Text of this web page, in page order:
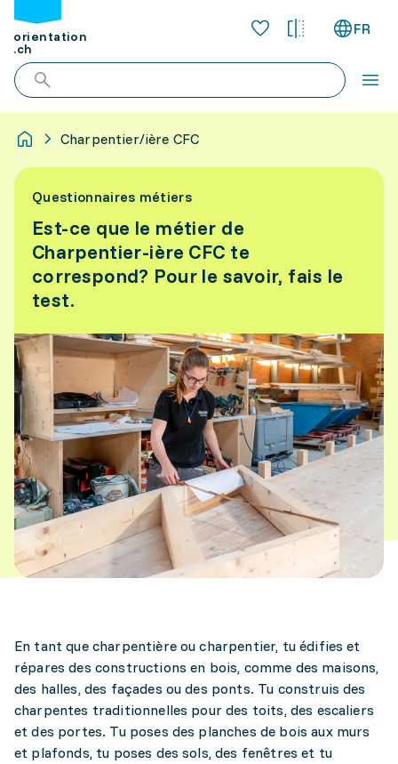
orientation
.ch
FR
Charpentier/ière CFC
Questionnaires métiers
Est-ce que le métier de
Charpentier-ière CFC te
correspond? Pour le savoir, fais le
test.
En tant que charpentière ou charpentier, tu édifies et
répares des constructions en bois, comme des maisons,
des halles, des façades ou des ponts. Tu construis des
charpentes traditionnelles pour des toits, des escaliers
et des portes. Tu poses des planches de bois aux murs
et plafonds, tu poses des sols, des fenêtres et tu